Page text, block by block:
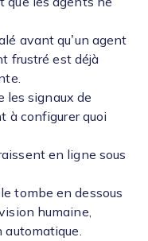
avant qu’un agent
frustré est déjà
les signaux de
à configurer quoi
en ligne sous
tombe en dessous
humaine,